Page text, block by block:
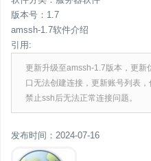
版本号：1.7
amssh-1.7软件介绍
引用:
更新升级至amssh-1.7版本，更新
口无法创建连接，更新账号列表
禁止ssh后无法正常连接问题。
发布时间：2024-07-16